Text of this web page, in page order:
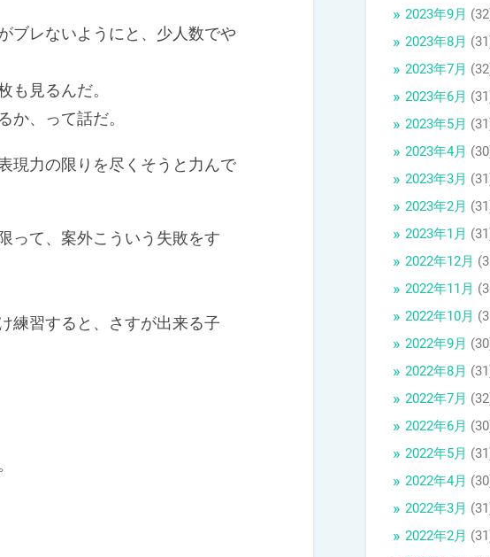
ブレないようにと、少人数でや
見るんだ。
、って話だ。
現力の限りを尽くそうと力んで
って、案外こういう失敗をす
練習すると、さすが出来る子
2023年9月
2023年8月
2023年7月
2023年6月
2023年5月
2023年4月
2023年3月
2023年2月
2023年1月
2022年12月
2022年11月
2022年10月
2022年9月
2022年8月
2022年7月
2022年6月
2022年5月
2022年4月
2022年3月
2022年2月